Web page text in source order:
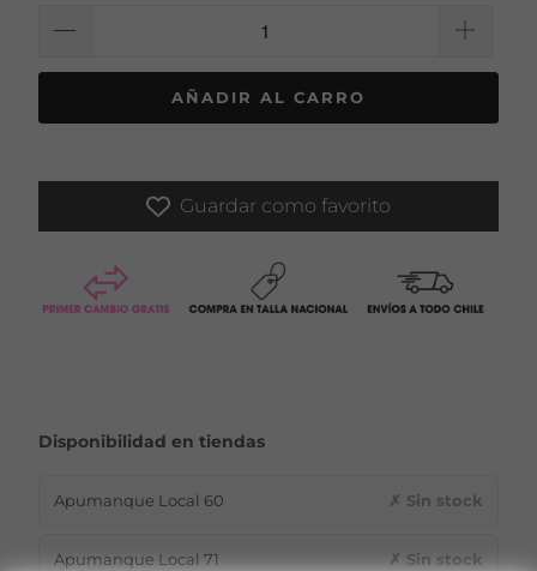
AÑADIR AL CARRO
Guardar como favorito
Disponibilidad en tiendas
Apumanque Local 60 ✗ Sin stock
Apumanque Local 71 ✗ Sin stock